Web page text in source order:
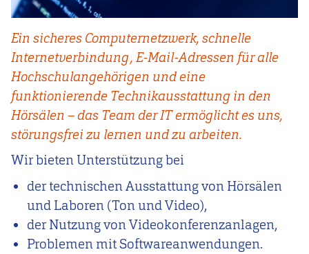
Ein sicheres Computernetzwerk, schnelle
Internetverbindung, E-Mail-Adressen für alle
Hochschulangehörigen und eine
funktionierende Technikausstattung in den
Hörsälen – das Team der IT ermöglicht es uns,
störungsfrei zu lernen und zu arbeiten.
Wir bieten Unterstützung bei
der technischen Ausstattung von Hörsälen
und Laboren (Ton und Video),
der Nutzung von Videokonferenzanlagen,
Problemen mit Softwareanwendungen.